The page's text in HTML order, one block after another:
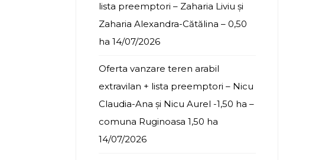
lista preemptori – Zaharia Liviu și
Zaharia Alexandra-Cătălina – 0,50
ha 14/07/2026
Oferta vanzare teren arabil
extravilan + lista preemptori – Nicu
Claudia-Ana și Nicu Aurel -1,50 ha –
comuna Ruginoasa 1,50 ha
14/07/2026